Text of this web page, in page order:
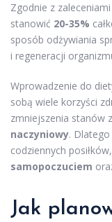
Zgodnie z
stanowić 20-35%
sposób odżywiania
i regeneracji
Wprowadzenie do
sobą wiele korzyści
zmniejszenia stanów
naczyniowy.
codziennych
samopoczuciem
Jak